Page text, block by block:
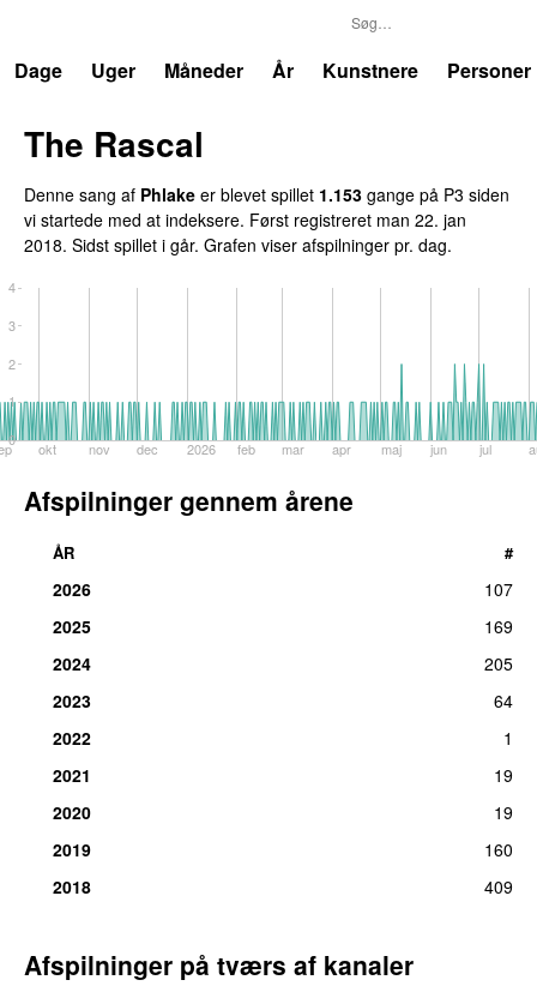
Dage
Uger Måneder År Kunstnere Personer
The Rascal
Denne sang af Phlake er blevet spillet 1.153 gange på P3 siden
vi startede med at indeksere. Først registreret man 22. jan
2018. Sidst spillet i går. Grafen viser afspilninger pr. dag.
okt nov dec 2026 feb mar apr maj jun jul
0
1
2
3
4
Afspilninger gennem årene
ÅR #
2026
107
2025
169
2024
205
2023
64
2022
1
2021
19
2020
19
2019
160
2018
409
Afspilninger på tværs af kanaler